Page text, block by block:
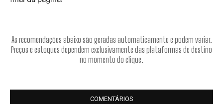
As recomendações abaixo são geradas automaticamente e podem variar.
Preços e estoques dependem exclusivamente das plataformas de destino
no momento do clique.
COMENTÁRIOS